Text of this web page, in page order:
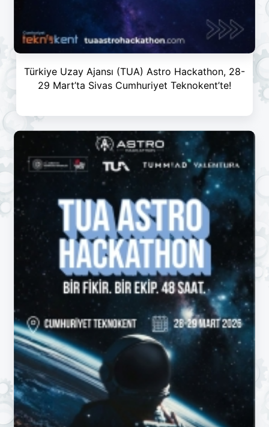
Türkiye Uzay Ajansı (TUA) Astro Hackathon, 28-
29 Mart’ta Sivas Cumhuriyet Teknokent’te!